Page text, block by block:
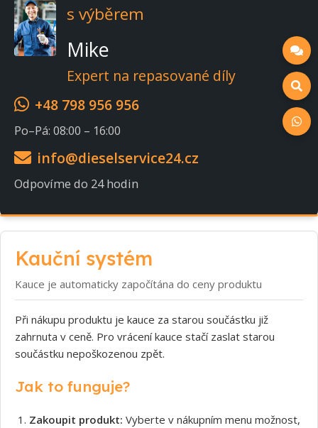
s výběrem
Mike
Expert na repasované díly
+48 798 956 956
Po–Pá: 08:00 – 16:00
info@dieselservice24.cz
Odpovíme do 24 hodin
Kauční systém
Kauce je automaticky započítána do ceny produktu
Při nákupu produktu je kauce za starou součástku již
zahrnuta v ceně. Pro vrácení kauce stačí zaslat starou
součástku nepoškozenou zpět.
Jak to funguje?
Zakoupit produkt: Vyberte v nákupním menu možnost,